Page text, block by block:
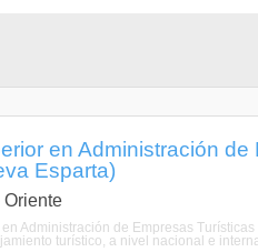
en Administración
Esparta)
Oriente
Administración de Empresas
turístico, a nivel nacional e